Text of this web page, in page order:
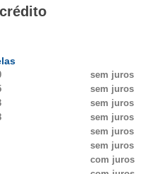
sem juros
sem juros
sem juros
sem juros
sem juros
sem juros
com juros